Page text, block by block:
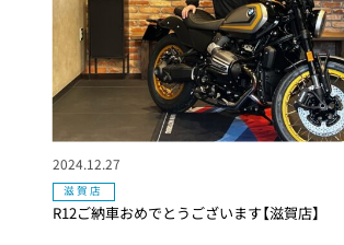
R12ご納車おめでとうございます【滋賀店】
2024.12.27
滋賀店